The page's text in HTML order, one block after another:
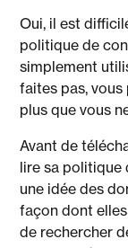
Oui, il est
politique de
simplement
faites pas,
plus que vous
Avant de
lire sa politique
une idée des
façon dont
de rechercher